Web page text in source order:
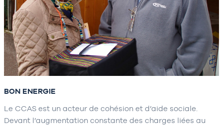
BON ENERGIE
Le CCAS est un acteur de cohésion et d’aide sociale.
Devant l’augmentation constante des charges liées au